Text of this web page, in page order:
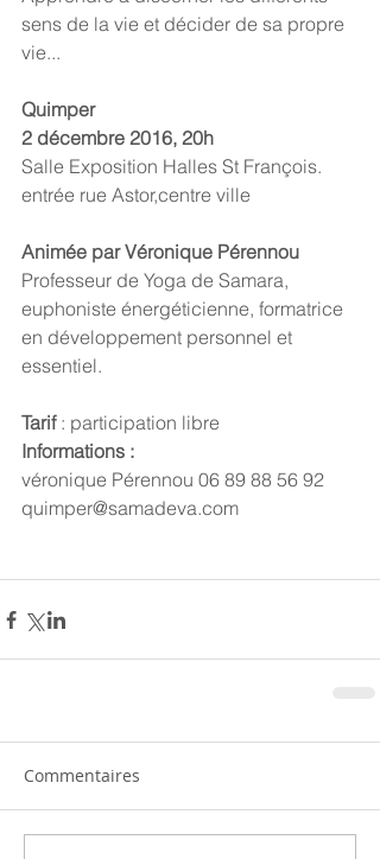
sens de la vie et décider de sa propre
vie...
Quimper
2 décembre 2016, 20h
Salle Exposition Halles St François.
entrée rue Astor,centre ville
Animée par Véronique Pérennou
Professeur de Yoga de Samara,
euphoniste énergéticienne, formatrice
en développement personnel et
essentiel.
Tarif : participation libre
Informations :
véronique Pérennou 06 89 88 56 92
quimper@samadeva.com
Commentaires